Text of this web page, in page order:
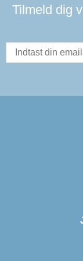
Tilmeld dig